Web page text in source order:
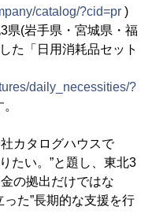
catalog/?cid=pr )
県(岩手県・宮城県・福
た「日用消耗品セット
daily_necessities/?
カタログハウスで
たい。”と題し、東北3
の拠出だけではな
た”長期的な支援を行